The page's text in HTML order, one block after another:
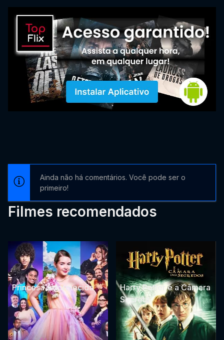
Ainda não há comentários. Você pode ser o
primeiro!
Filmes recomendados
Princesa Adormecida
Harry Potter e a Câmara
Secreta